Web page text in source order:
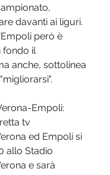
davanti ai liguri.
però è
fondo il
anche, sottolinea
Empoli:
tv
ed Empoli si
allo Stadio
e sarà